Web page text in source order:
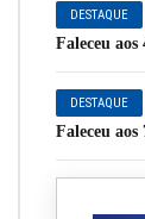
DESTAQUE
Faleceu aos
DESTAQUE
Faleceu